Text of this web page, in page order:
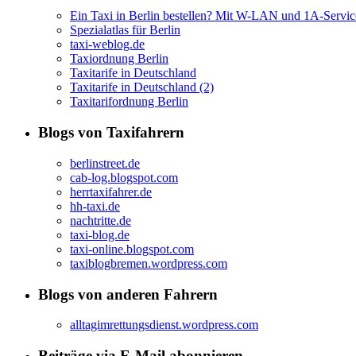
Ein Taxi in Berlin bestellen? Mit W-LAN und 1A-
Spezialatlas für Berlin
taxi-weblog.de
Taxiordnung Berlin
Taxitarife in Deutschland
Taxitarife in Deutschland (2)
Taxitarifordnung Berlin
Blogs von Taxifahrern
berlinstreet.de
cab-log.blogspot.com
herrtaxifahrer.de
hh-taxi.de
nachtritte.de
taxi-blog.de
taxi-online.blogspot.com
taxiblogbremen.wordpress.com
Blogs von anderen Fahrern
alltagimrettungsdienst.wordpress.com